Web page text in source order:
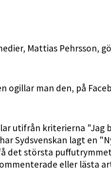
Mattias Pehrsson,
ogillar man den, på
utifrån kriterierna "Jag
Sydsvenskan lagt en
det största
eller lästa